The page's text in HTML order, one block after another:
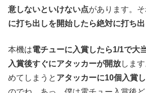
意しないといけない点があります。
に打ち出しを開始したら絶対に打ち
本機は電チューに入賞したら1/1で大
入賞後すぐにアタッカーが開放しま
めてしまうと アタッカーに10個入賞